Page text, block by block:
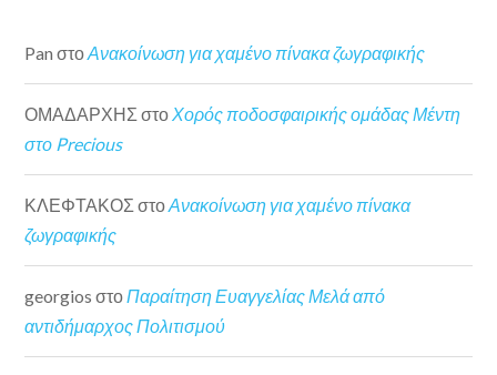
Pan στοΑνακοίνωση για χαμένο πίνακα ζωγραφικής
ΟΜΑΔΑΡΧΗΣ στοΧορός ποδοσφαιρικής ομάδας Μέντη
στο Precious
ΚΛΕΦΤΑΚΟΣ στοΑνακοίνωση για χαμένο πίνακα
ζωγραφικής
georgios στοΠαραίτηση Ευαγγελίας Μελά από
αντιδήμαρχος Πολιτισμού